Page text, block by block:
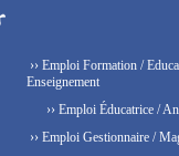
›› Emploi Formation /
Enseignement
›› Emploi Éducatrice /
›› Emploi Gestionnaire /